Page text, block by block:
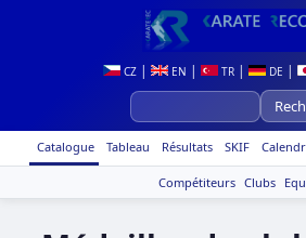
CZ| EN | TR| DE |
Catalogue Tableau Résultats SKIF
Compétiteurs Clubs